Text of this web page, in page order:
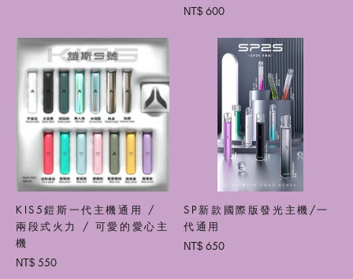
NT$ 600
KIS5鎧斯一代主機通用 /
兩段式火力 / 可愛的愛心主
機
NT$ 550
SP新款國際版發光主機/一
代通用
NT$ 650